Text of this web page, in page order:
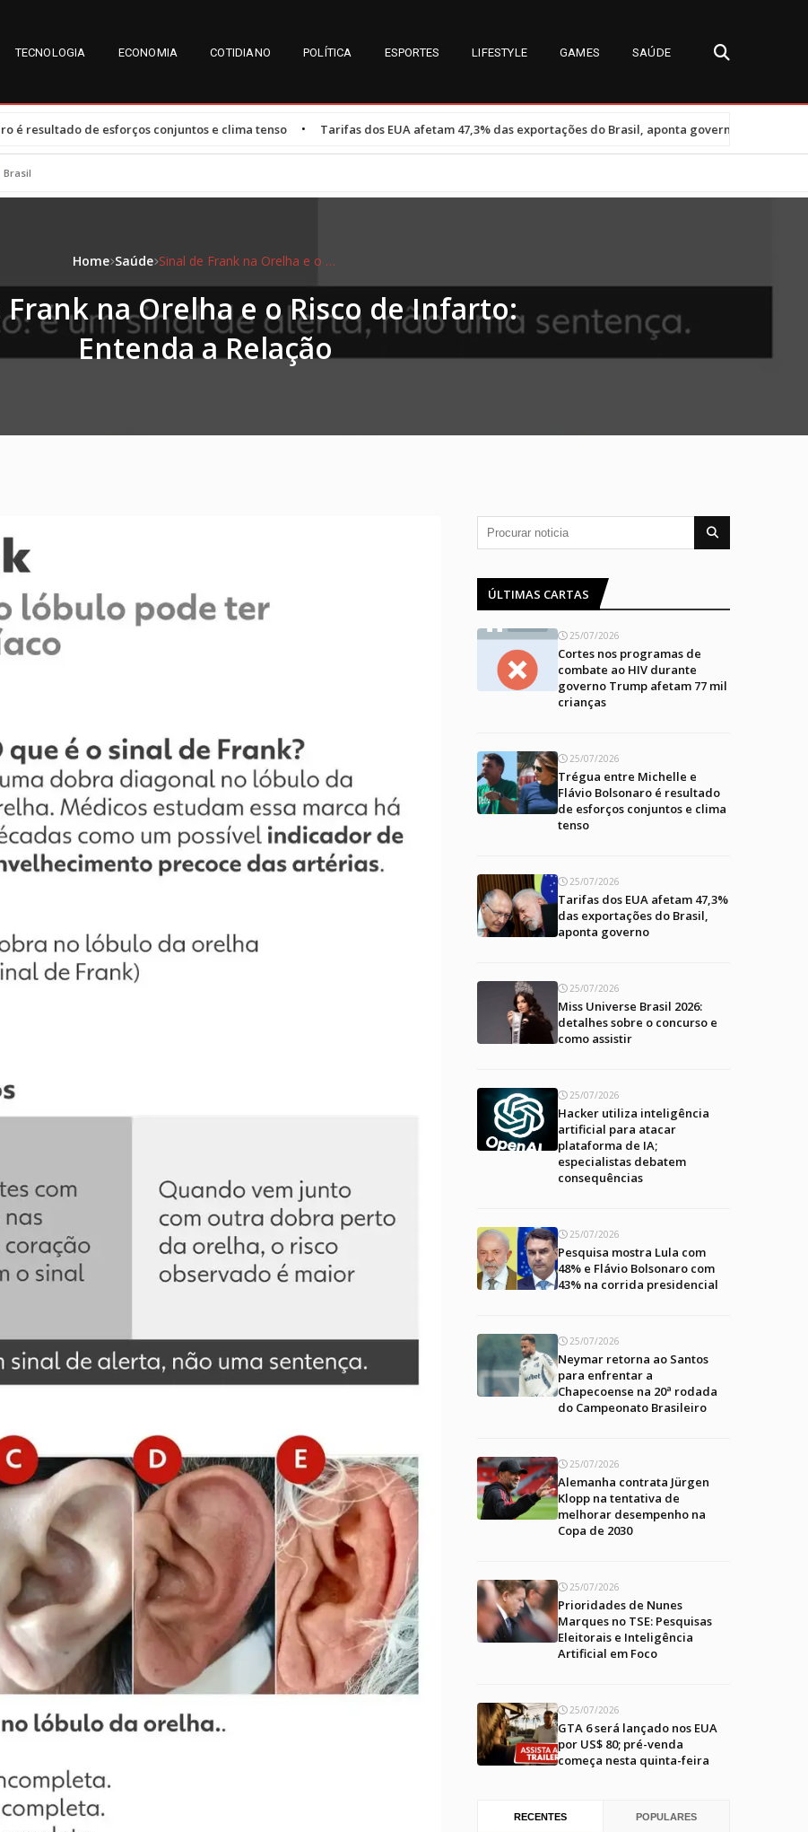
TECNOLOGIA ECONOMIA COTIDIANO POLÍTICA ESPORTES LIFESTYLE GAMES SAÚDE
conjuntos e clima tenso•Tarifas dos EUA afetam 47,3% das exportações do Brasil, aponta governo•Miss Universe Brasil 2026:
Brasil
Home Saúde Sinal de Frank na Orelha e o Risco de Infarto: Entenda a Relação
Frank na Orelha e o Risco de Infarto:
Entenda a Relação
ÚLTIMAS CARTAS
25/07/2026
Cortes nos programas de
combate ao HIV durante
governo Trump afetam 77 mil
crianças
25/07/2026
Trégua entre Michelle e
Flávio Bolsonaro é resultado
de esforços conjuntos e clima
tenso
25/07/2026
Tarifas dos EUA afetam 47,3%
das exportações do Brasil,
aponta governo
25/07/2026
Miss Universe Brasil 2026:
detalhes sobre o concurso e
como assistir
25/07/2026
Hacker utiliza inteligência
artificial para atacar
plataforma de IA;
especialistas debatem
consequências
25/07/2026
Pesquisa mostra Lula com
48% e Flávio Bolsonaro com
43% na corrida presidencial
25/07/2026
Neymar retorna ao Santos
para enfrentar a
Chapecoense na 20ª rodada
do Campeonato Brasileiro
25/07/2026
Alemanha contrata Jürgen
Klopp na tentativa de
melhorar desempenho na
Copa de 2030
25/07/2026
Prioridades de Nunes
Marques no TSE: Pesquisas
Eleitorais e Inteligência
Artificial em Foco
25/07/2026
GTA 6 será lançado nos EUA
por US$ 80; pré-venda
começa nesta quinta-feira
RECENTES POPULARES